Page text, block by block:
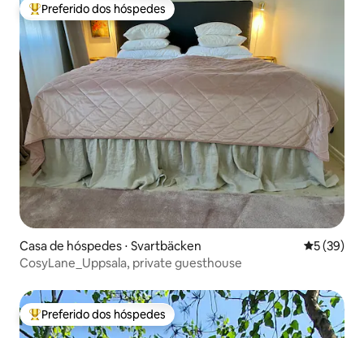
Entre os melhores preferidos dos hóspedes
Preferido dos hóspedes
Casa de hóspedes ⋅ Svartbäcken 5 de uma
5 (39)
CosyLane_Uppsala, private guesthouse
Entre os melhores preferidos dos hóspedes
Preferido dos hóspedes